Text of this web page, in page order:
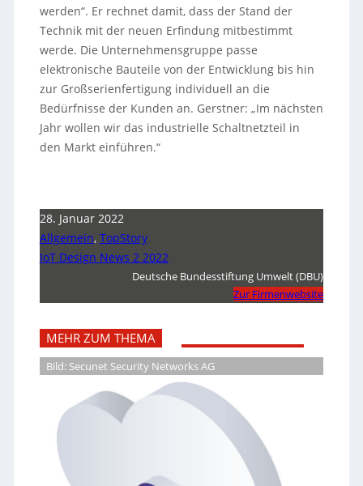
werden“. Er rechnet damit, dass der Stand der
Technik mit der neuen Erfindung mitbestimmt
werde. Die Unternehmensgruppe passe
elektronische Bauteile von der Entwicklung bis hin
zur Großserienfertigung individuell an die
Bedürfnisse der Kunden an. Gerstner: „Im nächsten
Jahr wollen wir das industrielle Schaltnetzteil in
den Markt einführen.“
28. Januar 2022
Allgemein, TopStory
IoT Design News 2 2022
Deutsche Bundesstiftung Umwelt (DBU)
Zur Firmenwebsite
MEHR ZUM THEMA
Bild: Secunet Security Networks AG